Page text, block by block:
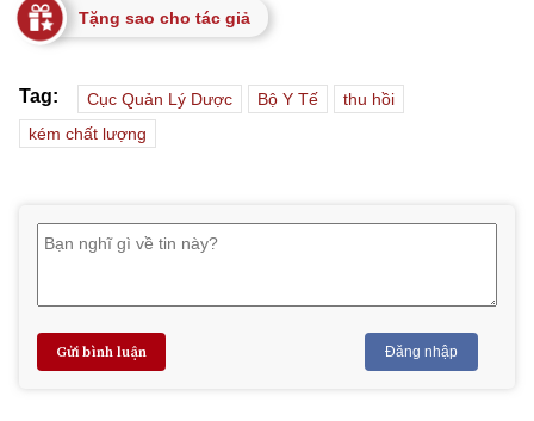
Tặng sao cho tác giả
Tag: Cục Quản Lý Dược Bộ Y Tế
thu hồi
kém chất lượng
Gửi bình luận Đăng nhập